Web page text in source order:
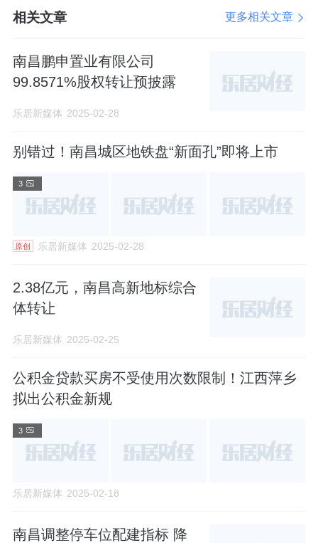
展”为指引，聚焦立德树人的根本任务、聚焦高
配置，努力在江西教育高质量发展上“走在
前”，在用心用情办好人民满意的教育上“勇争
来源：乐居新媒体
相关文章 更多相关文章
南昌鹏申置业有限公司
99.8571%股权转让预披露
乐居新媒体 2025-02-28
别错过！南昌城区地铁盘“新面孔”即将上市
3
原创 乐居新媒体 2025-02-28
2.38亿元，南昌高新地标综合
体转让
乐居新媒体 2025-02-25
公积金贷款买房不受使用次数限制！江西萍乡
拟出公积金新规
3
乐居新媒体 2025-02-18
南昌调整停车位配建指标 降